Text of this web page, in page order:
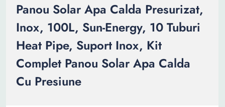
Panou Solar Apa Calda Presurizat,
Inox, 100L, Sun-Energy, 10 Tuburi
Heat Pipe, Suport Inox, Kit
Complet Panou Solar Apa Calda
Cu Presiune